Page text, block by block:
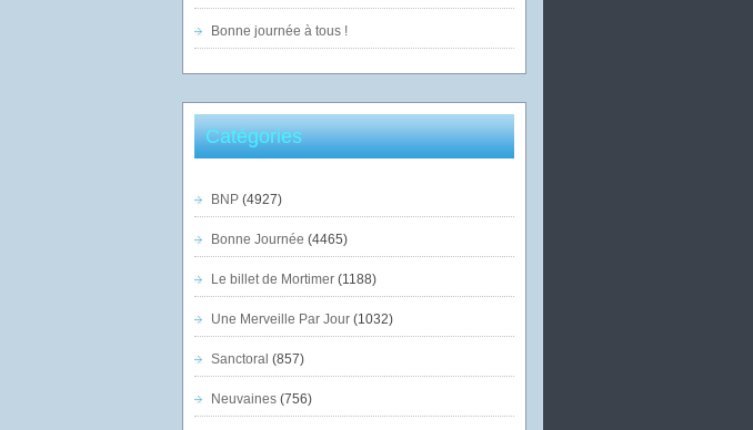
Bonne journée à tous !
Catégories
BNP(4927)
Bonne Journée (4465)
Le billet de Mortimer(1188)
Une Merveille Par Jour(1032)
Sanctoral (857)
Neuvaines(756)